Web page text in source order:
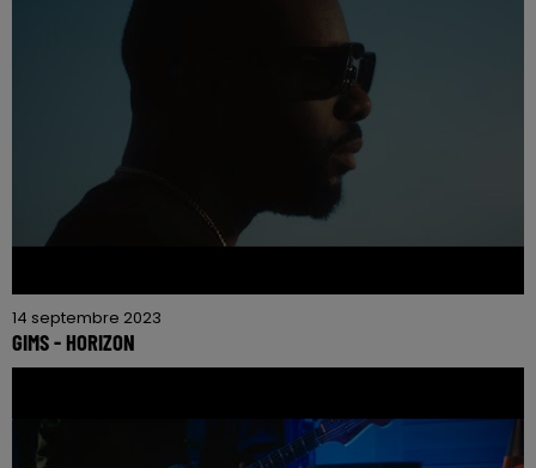
14 septembre 2023
GIMS - HORIZON